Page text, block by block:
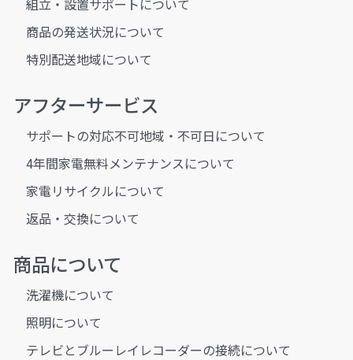
組立・設置サポートについて
商品の発送状況について
特別配送地域について
アフターサービス
サポートの対応不可地域・不可日について
4年間家電無料メンテナンスについて
家電リサイクルについて
返品・交換について
商品について
洗濯機について
照明について
テレビとブルーレイレコーダーの接続について